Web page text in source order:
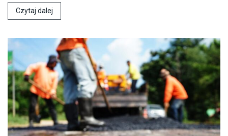
Czytaj dalej